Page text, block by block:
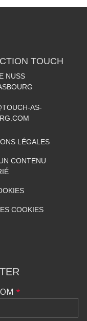
TOUCH
NUSS
AS-
LÉGALES
CONTENU
COOKIES
*